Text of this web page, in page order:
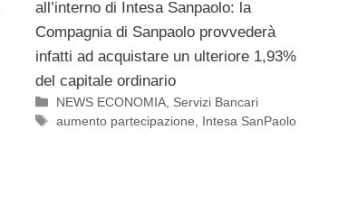
all’interno di Intesa Sanpaolo: la
Compagnia di Sanpaolo provvederà
infatti ad acquistare un ulteriore 1,93%
del capitale ordinario
Categorie
NEWS ECONOMIA Servizi Bancari
Tag
aumento partecipazione Intesa SanPaolo